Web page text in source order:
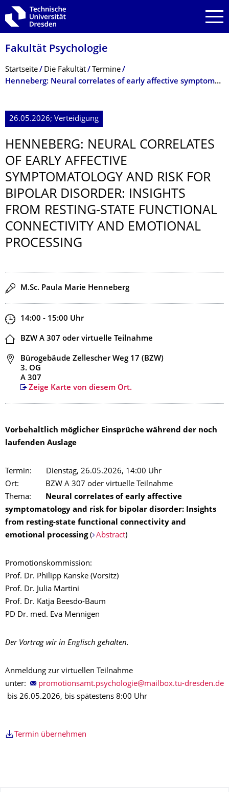
Zur Hauptnavigation springen
Zur Suche springen
Zum Inhalt springen
Fakultät Psychologie
Breadcrumb-Menü
Startseite Die Fakultät
Termine
Henneberg: Neural correlates of early affective symptomatology and risk for bipolar disorder: ...
26.05.2026; Verteidigung
HENNEBERG: NEURAL CORRELATES
OF EARLY AFFECTIVE
SYMPTOMATOLOGY AND RISK FOR
BIPOLAR DISORDER: INSIGHTS
FROM RESTING-STATE FUNCTIONAL
CONNECTIVITY AND EMOTIONAL
PROCESSING
Redner
M.Sc. Paula Marie Henneberg
Zeit
14:00 - 15:00 Uhr
Ort
BZW A 307 oder virtuelle Teilnahme
Adresse
Bürogebäude Zellescher Weg 17 (BZW)
3. OG
A 307
Zeige Karte von diesem Ort.
Vorbehaltlich möglicher Einsprüche während der noch
laufenden Auslage
Termin: Dienstag, 26.05.2026, 14:00 Uhr
Ort: BZW A 307 oder virtuelle Teilnahme
Thema: Neural correlates of early affective
symptomatology and risk for bipolar disorder: Insights
from resting-state functional connectivity and
emotional processing( Abstract)
Promotionskommission:
Prof. Dr. Philipp Kanske (Vorsitz)
Prof. Dr. Julia Martini
Prof. Dr. Katja Beesdo-Baum
PD Dr. med. Eva Mennigen
Der Vortrag wir in Englisch gehalten.
Anmeldung zur virtuellen Teilnahme
unter:
bis 26.05.2026, bis spätestens 8:00 Uhr
Termin übernehmen